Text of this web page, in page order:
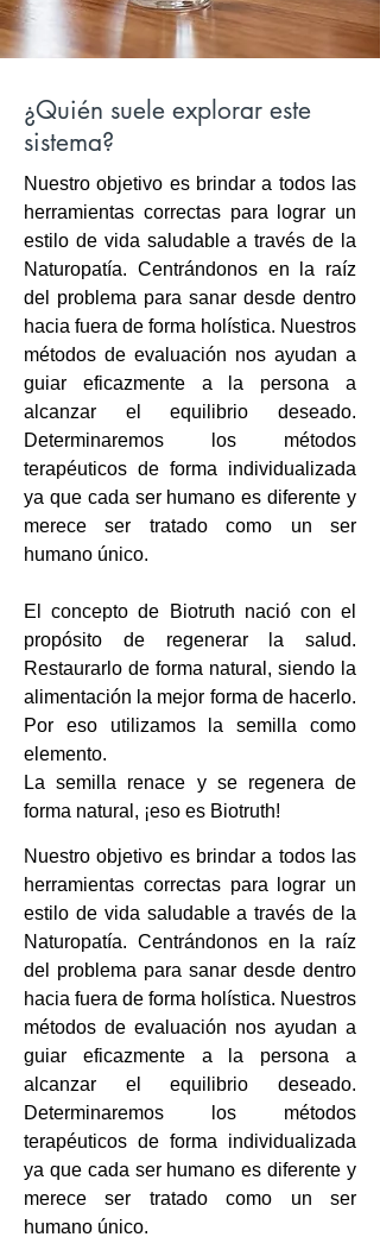
¿Quién suele explorar este
sistema?
Nuestro objetivo es brindar a todos las
herramientas correctas para lograr un
estilo de vida saludable a través de la
Naturopatía. Centrándonos en la raíz
del problema para sanar desde dentro
hacia fuera de forma holística. Nuestros
métodos de evaluación nos ayudan a
guiar eficazmente a la persona a
alcanzar el equilibrio deseado.
Determinaremos los métodos
terapéuticos de forma individualizada
ya que cada ser humano es diferente y
merece ser tratado como un ser
humano único.
El concepto de Biotruth nació con el
propósito de regenerar la salud.
Restaurarlo de forma natural, siendo la
alimentación la mejor forma de hacerlo.
Por eso utilizamos la semilla como
elemento.
La semilla renace y se regenera de
forma natural, ¡eso es Biotruth!
Nuestro objetivo es brindar a todos las
herramientas correctas para lograr un
estilo de vida saludable a través de la
Naturopatía. Centrándonos en la raíz
del problema para sanar desde dentro
hacia fuera de forma holística. Nuestros
métodos de evaluación nos ayudan a
guiar eficazmente a la persona a
alcanzar el equilibrio deseado.
Determinaremos los métodos
terapéuticos de forma individualizada
ya que cada ser humano es diferente y
merece ser tratado como un ser
humano único.